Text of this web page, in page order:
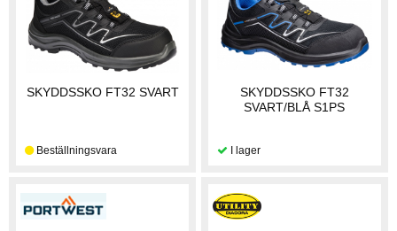
SKYDDSSKO FT32 SVART
SKYDDSSKO FT32
SVART/BLÅ S1PS